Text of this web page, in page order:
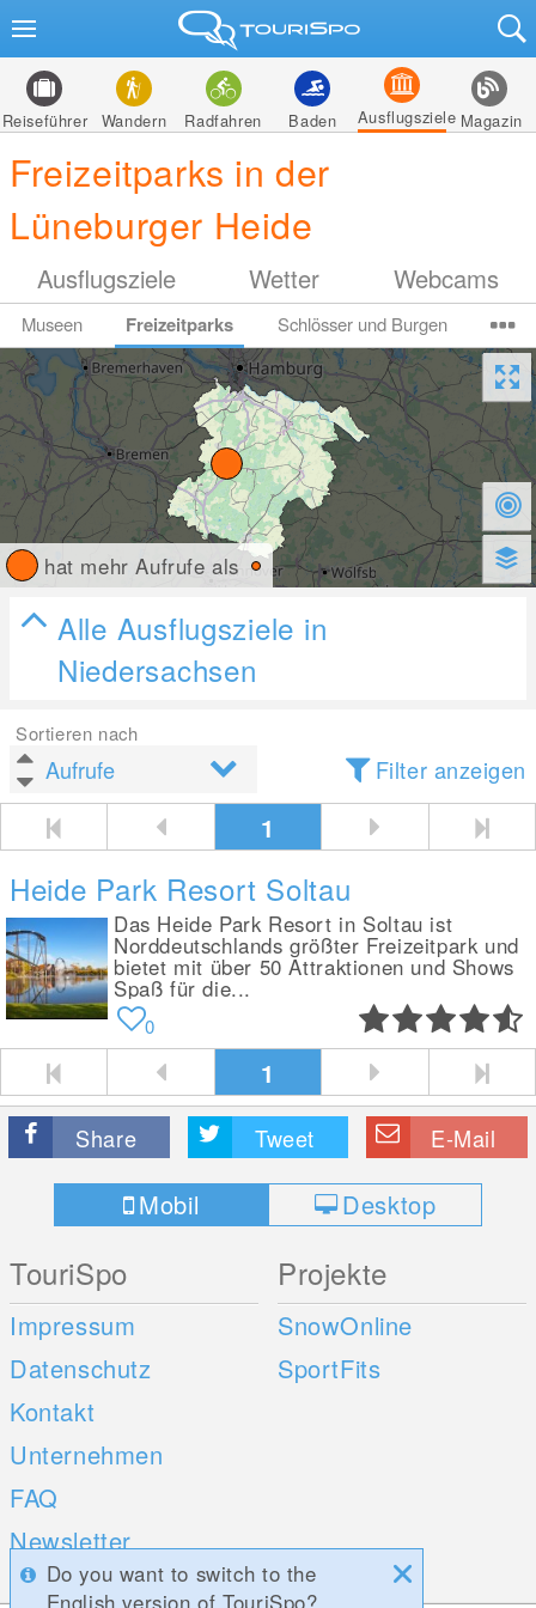
Reiseführer Wandern Radfahren Baden Ausflugsziele Magazin
Freizeitparks in der
Lüneburger Heide
Ausflugsziele Wetter Webcams
Museen Freizeitparks Schlösser und Burgen
hat mehr Aufrufe als
Alle Ausflugsziele in
Niedersachsen
Sortieren nach
Filter anzeigen
1
Heide Park Resort Soltau
Das Heide Park Resort in Soltau ist
Norddeutschlands größter Freizeitpark und
bietet mit über 50 Attraktionen und Shows
Spaß für die...
0
1
Share Tweet E-Mail
Mobil Desktop
TouriSpo
Impressum
Datenschutz
Kontakt
Unternehmen
FAQ
Newsletter
Umfragen
Projekte
SnowOnline
SportFits
Do you want to switch to the
English version of TouriSpo?